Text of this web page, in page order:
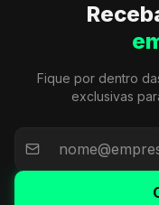
Fique por dentro
exclusivas